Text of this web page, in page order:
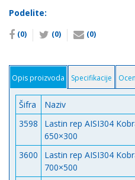
количина
Podelite:
(0) (0) (0)
Opis proizvoda Specifikacije
Šifra Naziv
3598
Lastin rep AISI304
650×300
3600
Lastin rep AISI304
700×500